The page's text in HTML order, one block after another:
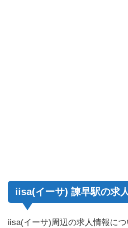
iisa(イーサ) 諫早駅の求
iisa(イーサ)周辺の求人情報につ